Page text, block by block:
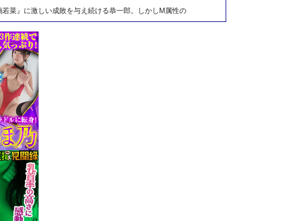
菜』に激しい成敗を与え続ける恭一郎。しかしM属性の